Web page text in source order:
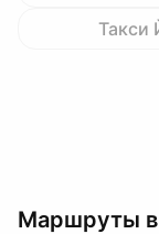
Такси
Маршруты в